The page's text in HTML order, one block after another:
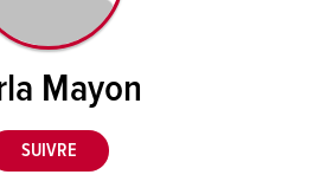
Mayon